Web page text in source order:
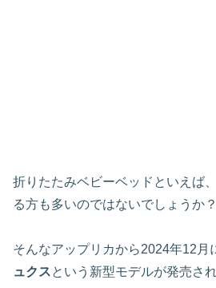
折りたたみベビーベッドといえば
る方も多いのではないでしょうか？
そんなアップリカから2024年12月
ュクスという新型モデルが発売さ